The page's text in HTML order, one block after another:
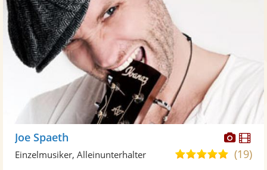
Joe Spaeth
5,0(19)
Einzelmusiker, Alleinunterhalter